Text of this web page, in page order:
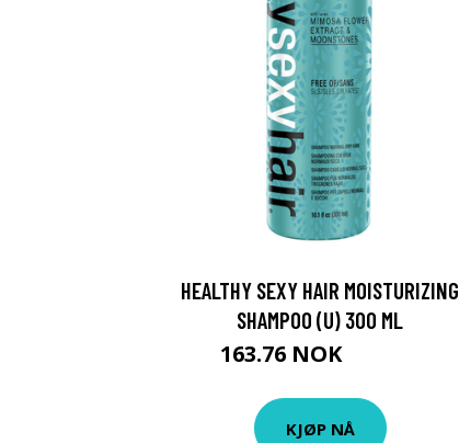
HEALTHY SEXY HAIR MOISTURIZING
SHAMPOO (U) 300 ML
163.76 NOK
KJØP NÅ